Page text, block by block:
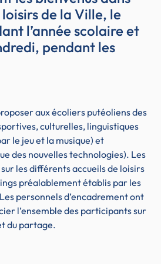
de la Ville, le
l’année scolaire et
pendant les
aux écoliers putéoliens des
culturelles, linguistiques
le jeu et la musique) et
des nouvelles technologies). Les
les différents accueils de loisirs
préalablement établis par les
personnels d’encadrement ont
l’ensemble des participants sur
du partage.